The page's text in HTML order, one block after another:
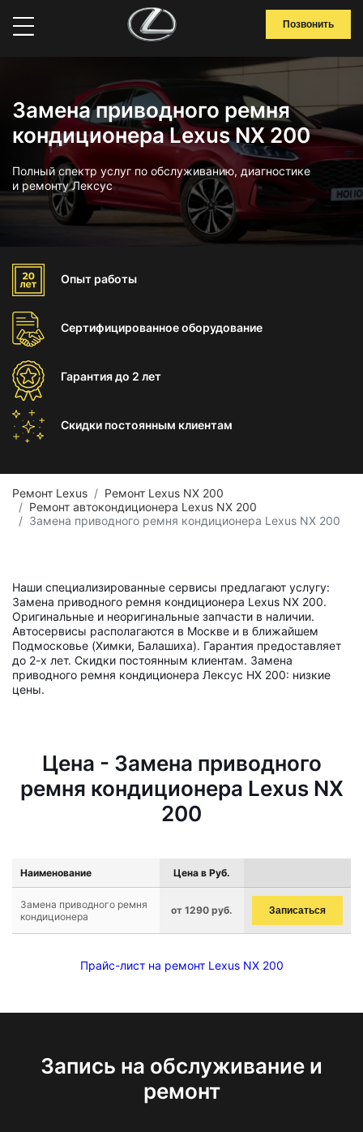
Позвонить
Замена приводного ремня
кондиционера Lexus NX 200
Полный спектр услуг по обслуживанию, диагностике
и ремонту Лексус
Опыт работы
Сертифицированноеоборудование
Гарантиядо 2 лет
Скидки постоянным клиентам
Ремонт Lexus
Ремонт Lexus NX 200
Ремонт автокондиционера Lexus NX 200
Замена приводного ремня кондиционера Lexus NX 200
Наши специализированные сервисы предлагают услугу:
Замена приводного ремня кондиционера Lexus NX 200.
Оригинальные и неоригинальные запчасти в наличии.
Автосервисы располагаются в Москве и в ближайшем
Подмосковье (Химки, Балашиха). Гарантия предоставляет
до 2-х лет. Скидки постоянным клиентам. Замена
приводного ремня кондиционера Лексус НХ 200: низкие
цены.
Цена - Замена приводного
ремня кондиционера Lexus NX
200
Наименование Цена в Руб.
Замена приводного ремня
кондиционера
от 1290 руб. Записаться
Прайс-лист на ремонт Lexus NX 200
Запись на обслуживание и
ремонт